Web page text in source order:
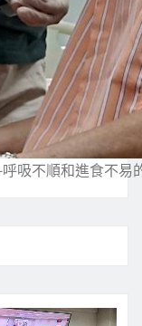
吸不順和進食不易